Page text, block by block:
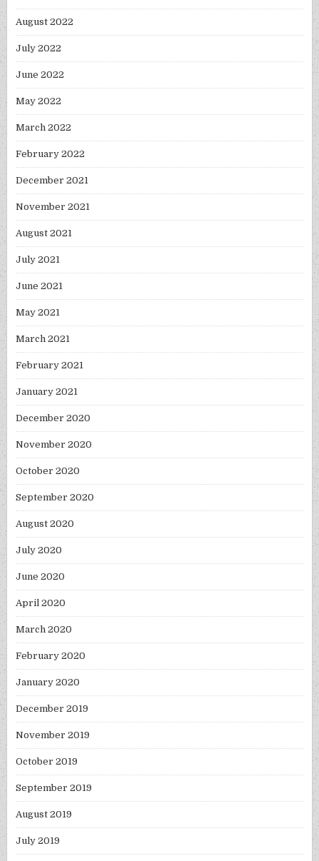
August 2022
July 2022
June 2022
May 2022
March 2022
February 2022
December 2021
November 2021
August 2021
July 2021
June 2021
May 2021
March 2021
February 2021
January 2021
December 2020
November 2020
October 2020
September 2020
August 2020
July 2020
June 2020
April 2020
March 2020
February 2020
January 2020
December 2019
November 2019
October 2019
September 2019
August 2019
July 2019